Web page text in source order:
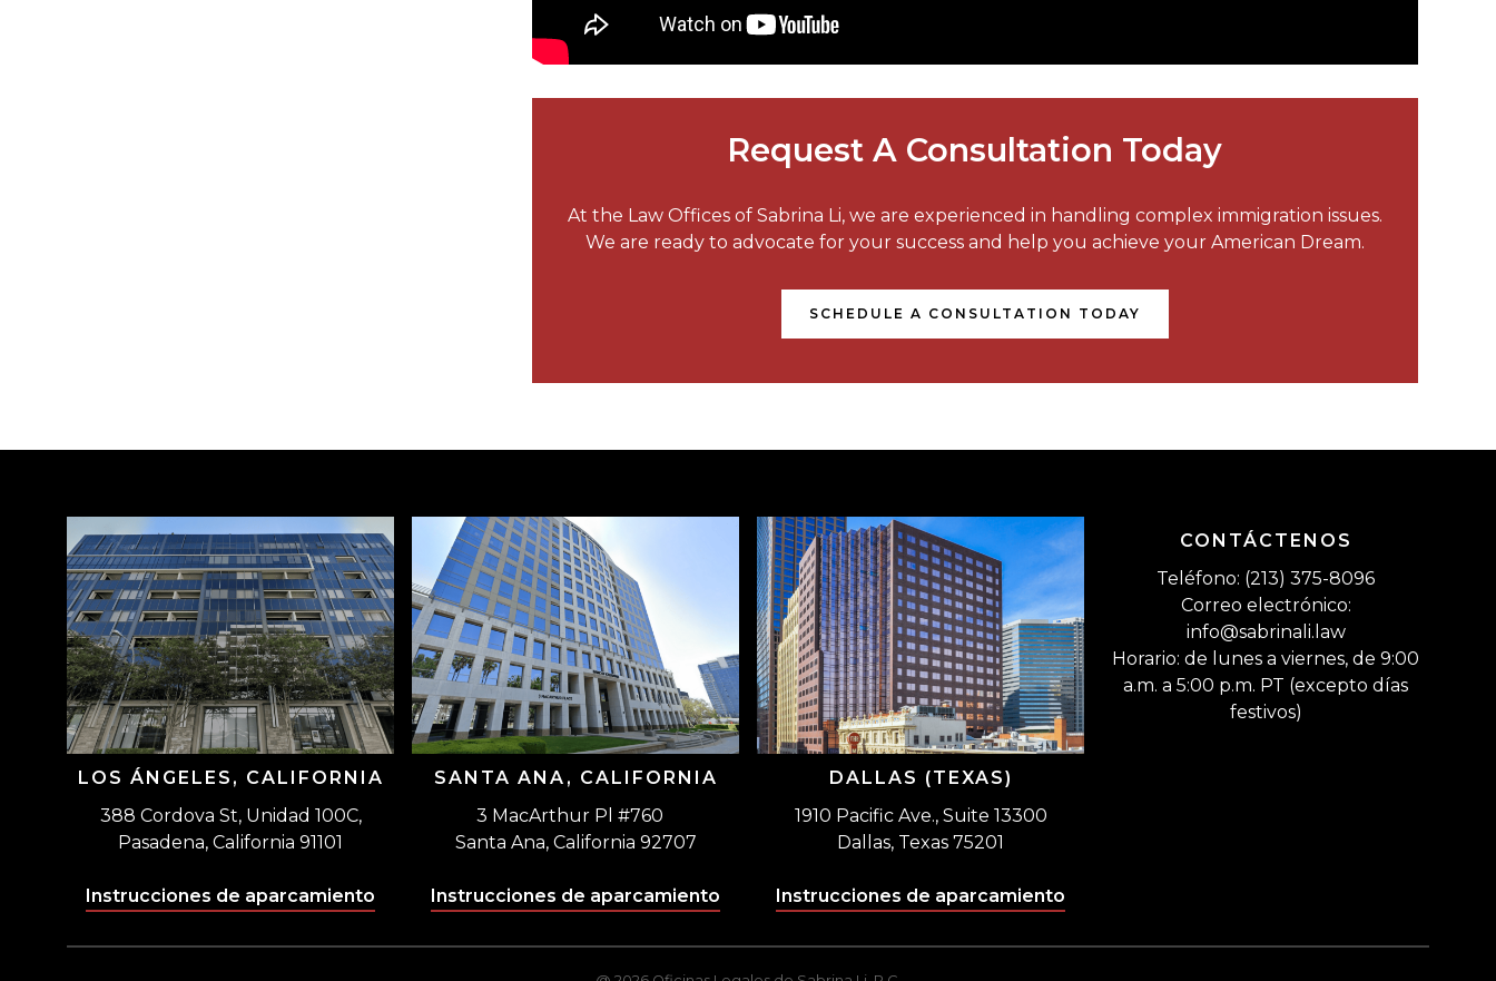
Request A Consultation Today
At the Law Offices of Sabrina Li, we are experienced in handling complex immigration issues.
We are ready to advocate for your success and help you achieve your American Dream.
SCHEDULE A CONSULTATION TODAY
LOS ÁNGELES, CALIFORNIA
388 Cordova St, Unidad 100C,
Pasadena, California 91101
Instrucciones de aparcamiento
SANTA ANA, CALIFORNIA
3 MacArthur Pl #760
Santa Ana, California 92707
Instrucciones de aparcamiento
DALLAS (TEXAS)
1910 Pacific Ave., Suite 13300
Dallas, Texas 75201
Instrucciones de aparcamiento
CONTÁCTENOS
Teléfono: (213) 375-8096
Correo electrónico:
info@sabrinali.law
Horario: de lunes a viernes, de 9:00
a.m. a 5:00 p.m. PT (excepto días
festivos)